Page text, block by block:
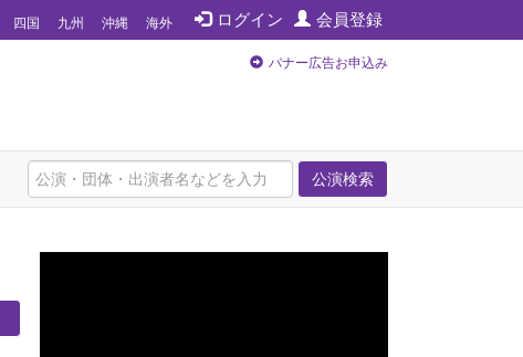
ログイン 会員登録
四国 九州 沖縄 海外
バナー広告お申込み
公演検索